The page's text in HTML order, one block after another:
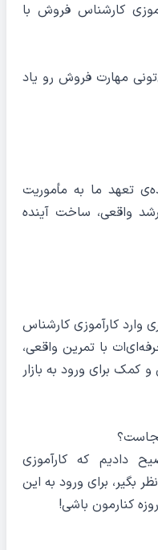
کارآموزی کارشناس فروش با
مهارت فروش رو یاد
تعهد ما به مأموریت
واقعی، ساخت آینده
وارد کارآموزی کارشناس
با تمرین واقعی،
کمک برای ورود به بازار
دادیم که کارآموزی
بگیر، برای ورود به این